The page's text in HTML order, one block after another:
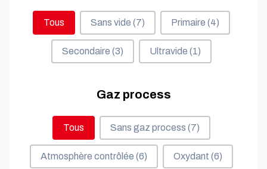
Tous Sans vide (7) Primaire (4)
Secondaire (3) Ultravide (1)
Gaz process
Gaz process
Tous Sans gaz process (7)
Atmosphère contrôlée (6) Oxydant (6)